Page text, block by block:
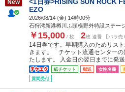
New
EZO
2026/08/14 (金) 14時00分
石狩湾新港樽川ふ頭横野外特設ステー
￥15,000 / 枚 2枚 連番 【バラ売
14日券です。早期購入のためリス
きます。 チケット流通センターの
たします。 入金日の翌日までに発
紙チケット 郵送 女性名義
質問受付